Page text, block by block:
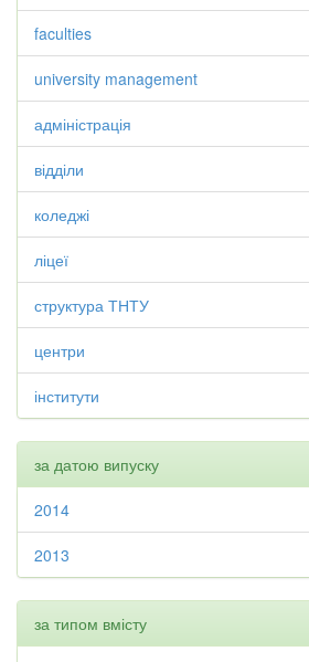
faculties
university management
адміністрація
відділи
коледжі
ліцеї
структура ТНТУ
центри
інститути
за датою випуску
2014
2013
за типом вмісту